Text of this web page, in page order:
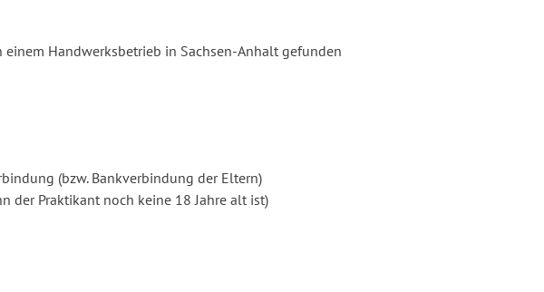
Handwerksbetrieb in Sachsen-Anhalt gefunden
(bzw. Bankverbindung der Eltern)
der Praktikant noch keine 18 Jahre alt ist)